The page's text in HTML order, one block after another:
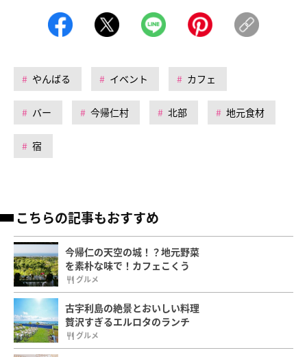
やんばる イベント カフェ
バー 今帰仁村 北部 地元食材
宿
こちらの記事もおすすめ
今帰仁の天空の城！？地元野菜
を素朴な味で！カフェこくう
グルメ
古宇利島の絶景とおいしい料理
贅沢すぎるエルロタのランチ
グルメ